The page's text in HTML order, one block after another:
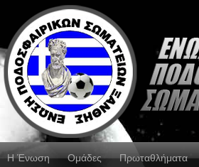
Η Ένωση Ομάδες Πρωταθλήματα